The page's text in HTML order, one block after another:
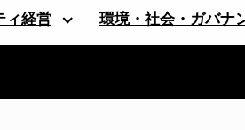
ィ経営 環境・社会・ガバナ